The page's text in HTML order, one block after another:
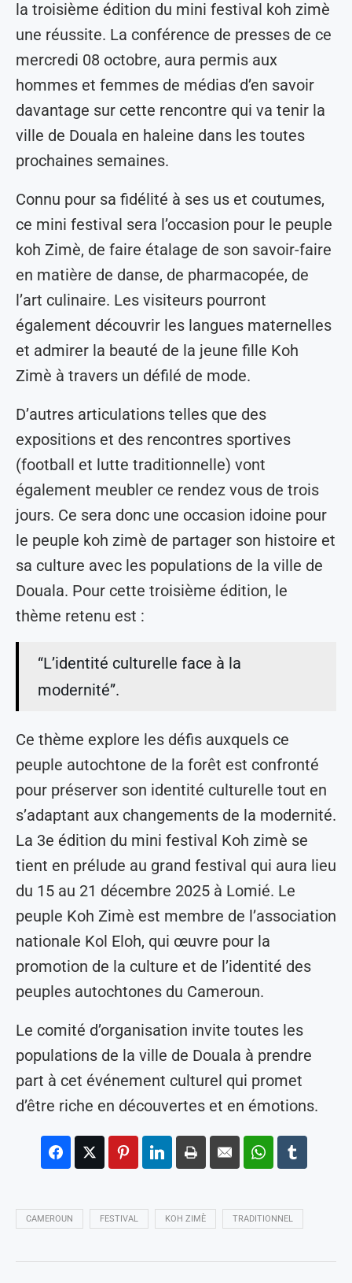
la troisième édition du mini festival koh zimè
une réussite. La conférence de presses de ce
mercredi 08 octobre, aura permis aux
hommes et femmes de médias d’en savoir
davantage sur cette rencontre qui va tenir la
ville de Douala en haleine dans les toutes
prochaines semaines.
Connu pour sa fidélité à ses us et coutumes,
ce mini festival sera l’occasion pour le peuple
koh Zimè, de faire étalage de son savoir-faire
en matière de danse, de pharmacopée, de
l’art culinaire. Les visiteurs pourront
également découvrir les langues maternelles
et admirer la beauté de la jeune fille Koh
Zimè à travers un défilé de mode.
D’autres articulations telles que des
expositions et des rencontres sportives
(football et lutte traditionnelle) vont
également meubler ce rendez vous de trois
jours. Ce sera donc une occasion idoine pour
le peuple koh zimè de partager son histoire et
sa culture avec les populations de la ville de
Douala. Pour cette troisième édition, le
thème retenu est :
“L’identité culturelle face à la
modernité”.
Ce thème explore les défis auxquels ce
peuple autochtone de la forêt est confronté
pour préserver son identité culturelle tout en
s’adaptant aux changements de la modernité.
La 3e édition du mini festival Koh zimè se
tient en prélude au grand festival qui aura lieu
du 15 au 21 décembre 2025 à Lomié. Le
peuple Koh Zimè est membre de l’association
nationale Kol Eloh, qui œuvre pour la
promotion de la culture et de l’identité des
peuples autochtones du Cameroun.
Le comité d’organisation invite toutes les
populations de la ville de Douala à prendre
part à cet événement culturel qui promet
d’être riche en découvertes et en émotions.
CAMEROUN FESTIVAL KOH ZIMÈ TRADITIONNEL